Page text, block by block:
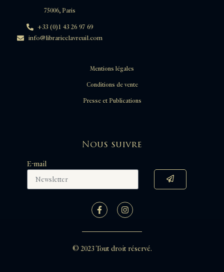
75006, Paris
+33 (0)1 43 26 97 69
info@librarieclavreuil.com
Mentions légales
Conditions de vente
Presse et Publications
Nous suivre
E-mail
© 2023 Tout droit réservé.